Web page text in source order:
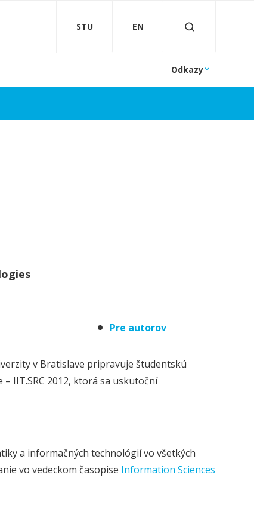
STU EN
Odkazy
Pre autorov
v Bratislave pripravuje študentskú
IIT.SRC 2012, ktorá sa uskutoční
a informačných technológií vo všetkých
vo vedeckom časopise Information Sciences